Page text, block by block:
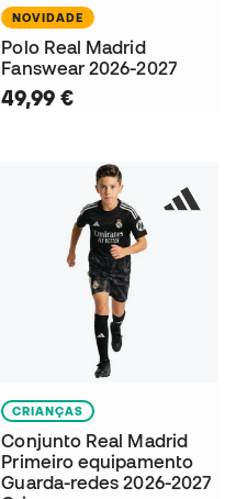
NOVIDADE
Polo Real Madrid
Fanswear 2026-2027
49,99 €
CRIANÇAS
Conjunto Real Madrid
Primeiro equipamento
Guarda-redes 2026-2027